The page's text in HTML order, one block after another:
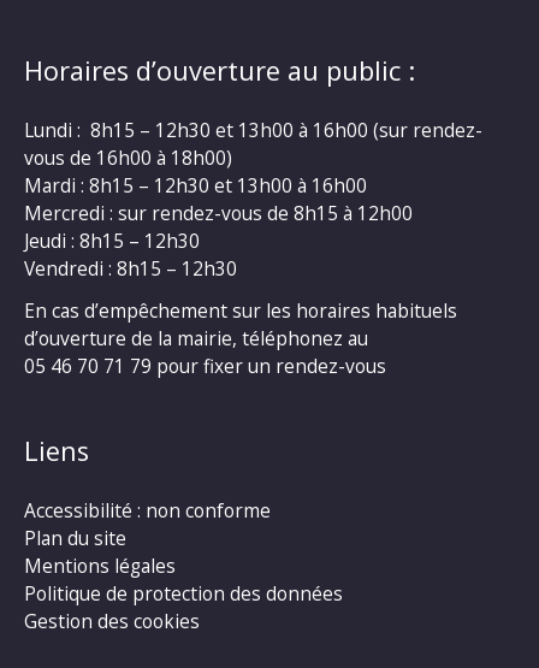
Horaires d’ouverture au public :
Lundi : 8h15 – 12h30 et 13h00 à 16h00 (sur rendez-
vous de 16h00 à 18h00)
Mardi : 8h15 – 12h30 et 13h00 à 16h00
Mercredi : sur rendez-vous de 8h15 à 12h00
Jeudi : 8h15 – 12h30
Vendredi : 8h15 – 12h30
En cas d’empêchement sur les horaires habituels
d’ouverture de la mairie, téléphonez au
05 46 70 71 79 pour fixer un rendez-vous
Liens
Accessibilité : non conforme
Plan du site
Mentions légales
Politique de protection des données
Gestion des cookies